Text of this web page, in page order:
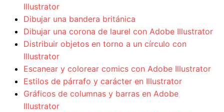
Illustrator
Dibujar una bandera británica
Dibujar una corona de laurel con Adobe Illustrator
Distribuir objetos en torno a un círculo con
Illustrator
Escanear y colorear comics con Adobe Illustrator
Estilos de párrafo y carácter en Illustrator
Gráficos de columnas y barras en Adobe
Illustrator